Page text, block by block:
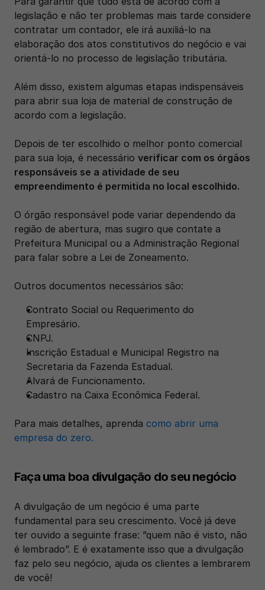
legislação e não ter problemas mais tarde considere
contratar um contador, ele irá auxiliá-lo na
elaboração dos atos constitutivos do negócio e vai
orientá-lo no processo de legislação tributária.
Além disso, existem algumas etapas indispensáveis
para abrir sua loja de material de construção de
acordo com a legislação.
Depois de ter escolhido o melhor ponto comercial
para sua loja, é necessário verificar com os órgãos
responsáveis se a atividade de seu
empreendimento é permitida no local escolhido.
O órgão responsável pode variar dependendo da
região de abertura, mas sugiro que contate a
Prefeitura Municipal ou a Administração Regional
para falar sobre a Lei de Zoneamento.
Outros documentos necessários são:
Contrato Social ou Requerimento do
Empresário.
CNPJ.
Inscrição Estadual e Municipal Registro na
Secretaria da Fazenda Estadual.
Alvará de Funcionamento.
Cadastro na Caixa Econômica Federal.
Para mais detalhes, aprenda como abrir uma
empresa do zero.
Faça uma boa divulgação do seu negócio
A divulgação de um negócio é uma parte
fundamental para seu crescimento. Você já deve
ter ouvido a seguinte frase: ”quem não é visto, não
é lembrado”. E é exatamente isso que a divulgação
faz pelo seu negócio, ajuda os clientes a lembrarem
de você!